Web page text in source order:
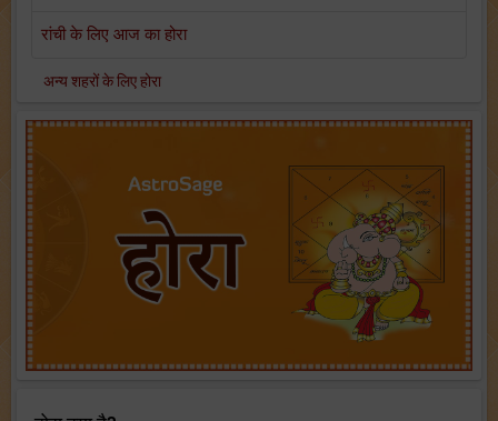
रांची के लिए आज का होरा
अन्य शहरों के लिए होरा